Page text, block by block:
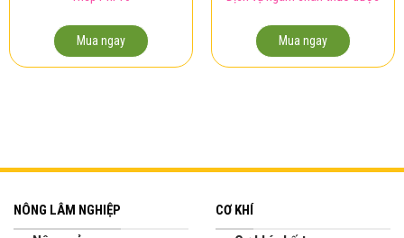
Thép Phi 10
Mua ngay
Dịch vụ ngâm chân thảo dược
Mua ngay
NÔNG LÂM NGHIỆP